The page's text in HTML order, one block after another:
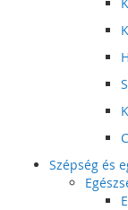
Szépség és